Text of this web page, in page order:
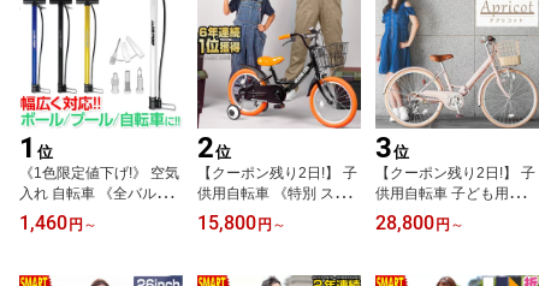
1 位
《1色限定値下げ!》 空気
入れ 自転車 《全バルブ
対応》 《スリム&軽量》
英式 米式 仏式 ママチャ
ードバイク フロアポンプ
1,460 円 ～
2位
【クーポン残り2日!】 子
供用自転車 《特別 スタ
ンド セット》 子ども用
自転車 こども用自転車
6インチ 18インチ 幼児用
15,800 円 ～
3位
【クーポン残り2日!】 子
供用自転車 子ども用自転
車 こども用自転車 《動
画あり》 20インチ 22イ
折りたたみ自転車 シティ
28,800 円 ～